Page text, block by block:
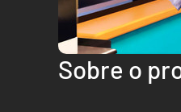
Sobre o